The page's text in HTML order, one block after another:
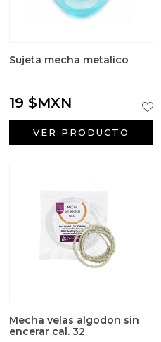
Sujeta mecha metalico
19 $MXN
VER PRODUCTO
Mecha velas algodon sin
encerar cal. 32